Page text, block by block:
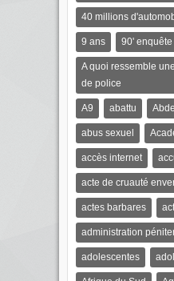
40 millions
9 ans 90' enquête
A quoi ressemble
de police
A9 abattu
abus sexuel
accès internet
acte de cruauté
actes barbares
administration
adolescentes